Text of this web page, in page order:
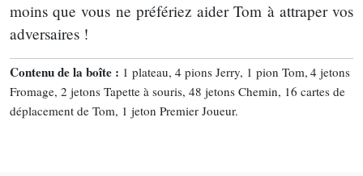
moins que vous ne préfériez aider Tom à attraper vos
adversaires !
Contenu de la boîte : 1 plateau, 4 pions Jerry, 1 pion Tom, 4 jetons
Fromage, 2 jetons Tapette à souris, 48 jetons Chemin, 16 cartes de
déplacement de Tom, 1 jeton Premier Joueur.